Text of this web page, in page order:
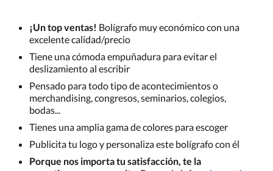
¡Un top ventas! Bolígrafo muy económico con una
excelente calidad/precio
Tiene una cómoda empuñadura para evitar el
deslizamiento al escribir
Pensado para todo tipo de acontecimientos o
merchandising, congresos, seminarios, colegios,
bodas...
Tienes una amplia gama de colores para escoger
Publicita tu logo y personaliza este bolígrafo con él
Porque nos importa tu satisfacción, te la